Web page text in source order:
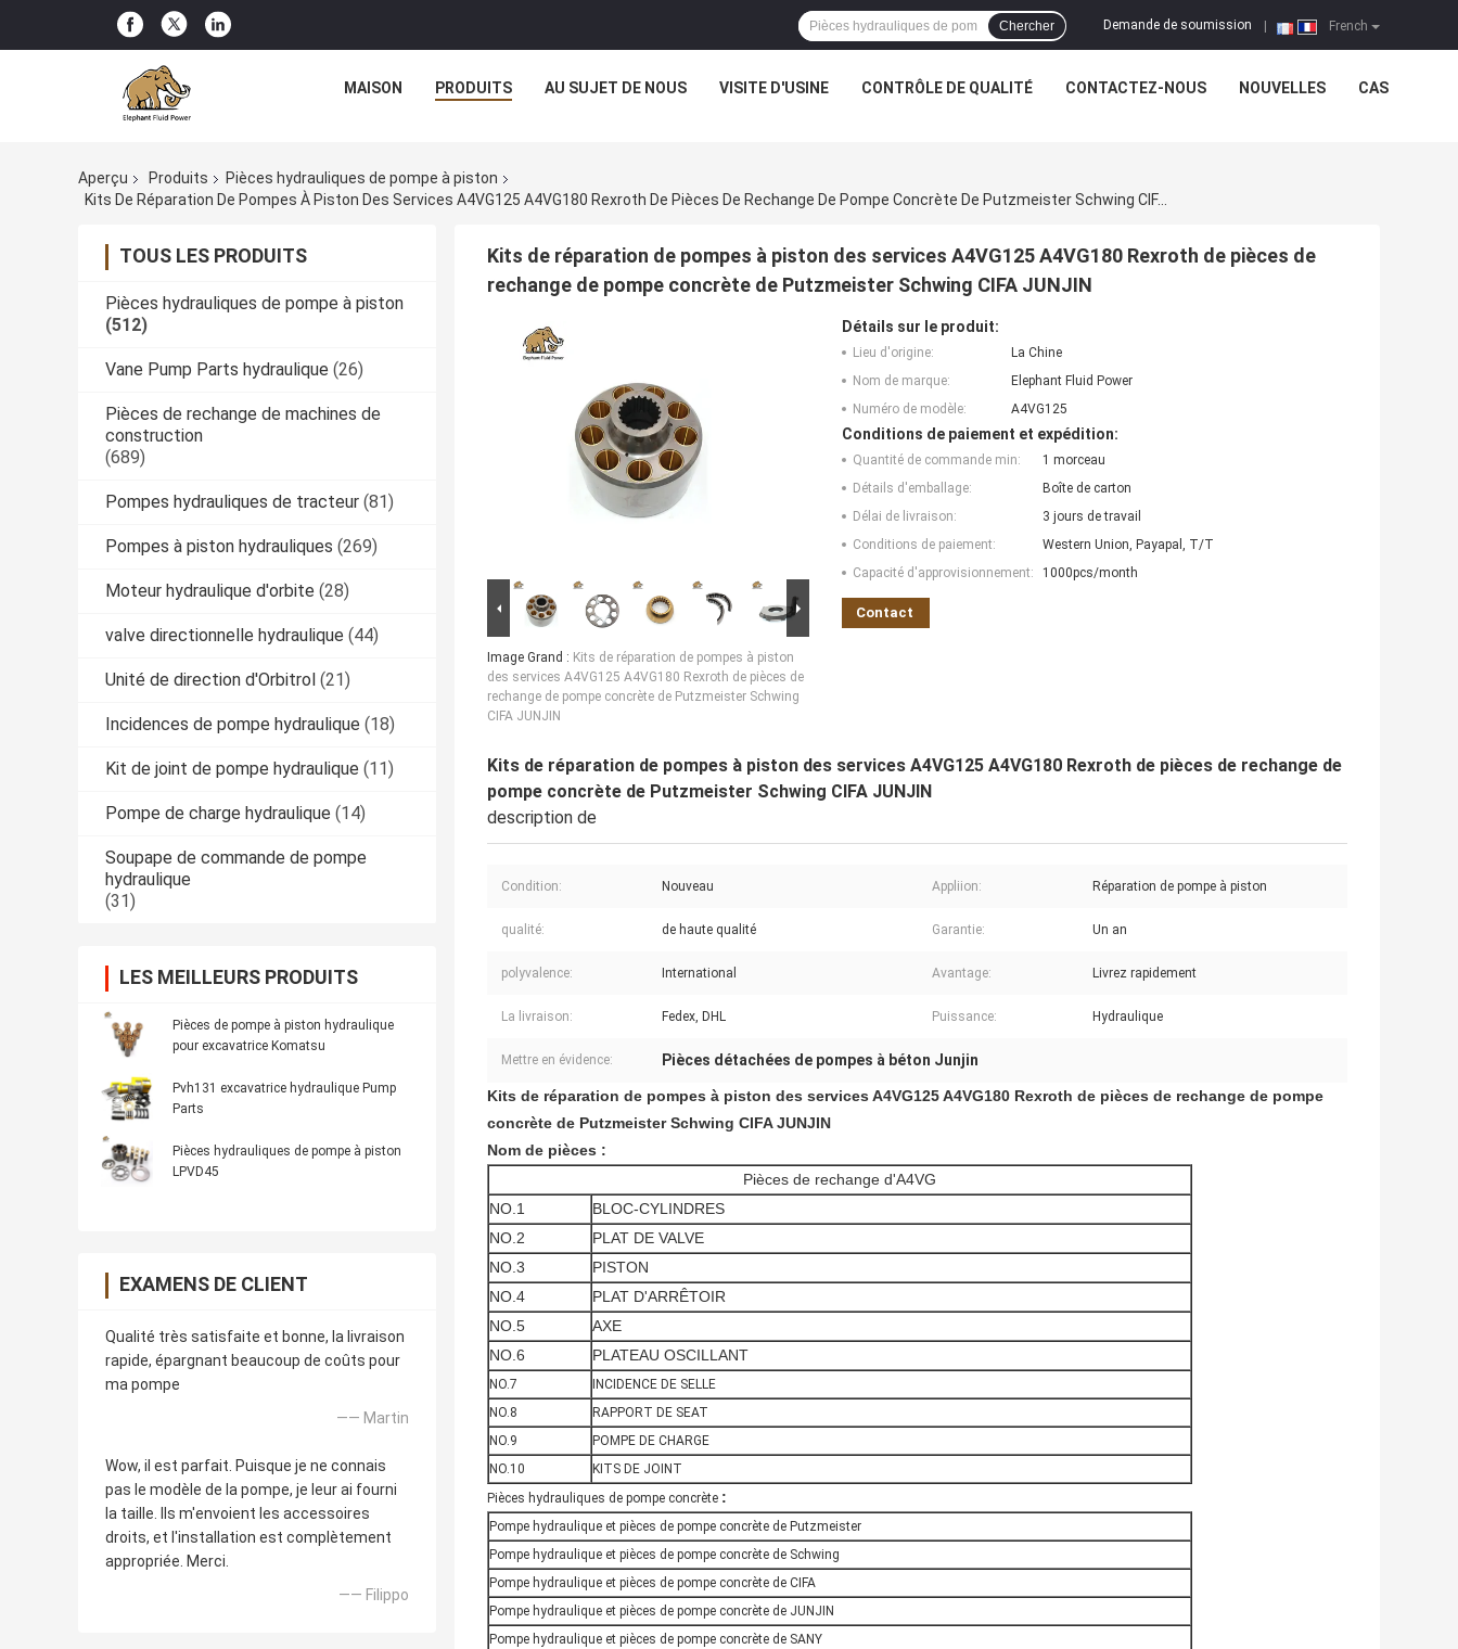
French
Demande de soumission
Chercher
MAISON PRODUITS AU SUJET DE NOUS VISITE D'USINE CONTRÔLE DE QUALITÉ CONTACTEZ-NOUS NOUVELLES CAS
Aperçu Produits
Pièces hydrauliques de pompe à piston
Kits De Réparation De Pompes À Piston Des Services A4VG125 A4VG180 Rexroth De Pièces De Rechange De Pompe Concrète De Putzmeister Schwing CIFA JUNJIN
TOUS LES PRODUITS
Pièces hydrauliques de pompe à piston
(512)
Vane Pump Parts hydraulique (26)
Pièces de rechange de machines de
construction
(689)
Pompes hydrauliques de tracteur (81)
Pompes à piston hydrauliques (269)
Moteur hydraulique d'orbite (28)
valve directionnelle hydraulique (44)
Unité de direction d'Orbitrol (21)
Incidences de pompe hydraulique (18)
Kit de joint de pompe hydraulique (11)
Pompe de charge hydraulique (14)
Soupape de commande de pompe
hydraulique
(31)
LES MEILLEURS PRODUITS
Pièces de pompe à piston hydraulique
pour excavatrice Komatsu
Pvh131 excavatrice hydraulique Pump
Parts
Pièces hydrauliques de pompe à piston
LPVD45
EXAMENS DE CLIENT
Qualité très satisfaite et bonne, la livraison
rapide, épargnant beaucoup de coûts pour
ma pompe
—— Martin
Wow, il est parfait. Puisque je ne connais
pas le modèle de la pompe, je leur ai fourni
la taille. Ils m'envoient les accessoires
droits, et l'installation est complètement
appropriée. Merci.
—— Filippo
Kits de réparation de pompes à piston des services A4VG125 A4VG180 Rexroth de pièces de
rechange de pompe concrète de Putzmeister Schwing CIFA JUNJIN
Image Grand : Kits de réparation de pompes à piston
des services A4VG125 A4VG180 Rexroth de pièces de
rechange de pompe concrète de Putzmeister Schwing
CIFA JUNJIN
Détails sur le produit:
Lieu d'origine:
La Chine
Nom de marque:
Elephant Fluid Power
Numéro de modèle:
A4VG125
Conditions de paiement et expédition:
Quantité de commande min:
1 morceau
Détails d'emballage:
Boîte de carton
Délai de livraison:
3 jours de travail
Conditions de paiement:
Western Union, Payapal, T/T
Capacité d'approvisionnement:
1000pcs/month
Contact
Kits de réparation de pompes à piston des services A4VG125 A4VG180 Rexroth de pièces de rechange de
pompe concrète de Putzmeister Schwing CIFA JUNJIN
description de
Condition: Nouveau Appliion: Réparation de pompe à piston
qualité: de haute qualité Garantie: Un an
polyvalence: International Avantage: Livrez rapidement
La livraison: Fedex, DHL Puissance: Hydraulique
Mettre en évidence: Pièces détachées de pompes à béton Junjin
Kits de réparation de pompes à piston des services A4VG125 A4VG180 Rexroth de pièces de rechange de pompe
concrète de Putzmeister Schwing CIFA JUNJIN
Nom de pièces :
Pièces de rechange d'A4VG
NO.1
BLOC-CYLINDRES
NO.2
PLAT DE VALVE
NO.3
PISTON
NO.4
PLAT D'ARRÊTOIR
NO.5
AXE
NO.6
PLATEAU OSCILLANT
NO.7
INCIDENCE DE SELLE
NO.8
RAPPORT DE SEAT
NO.9
POMPE DE CHARGE
NO.10
KITS DE JOINT
Pièces hydrauliques de pompe concrète :
Pompe hydraulique et pièces de pompe concrète de Putzmeister
Pompe hydraulique et pièces de pompe concrète de Schwing
Pompe hydraulique et pièces de pompe concrète de CIFA
Pompe hydraulique et pièces de pompe concrète de JUNJIN
Pompe hydraulique et pièces de pompe concrète de SANY